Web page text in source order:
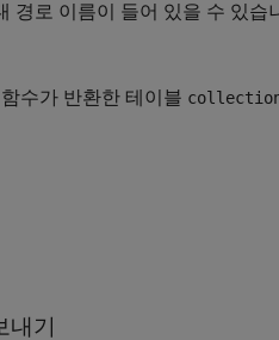
경로 이름이 들어 있을 수 있습
함수가 반환한 테이블
기